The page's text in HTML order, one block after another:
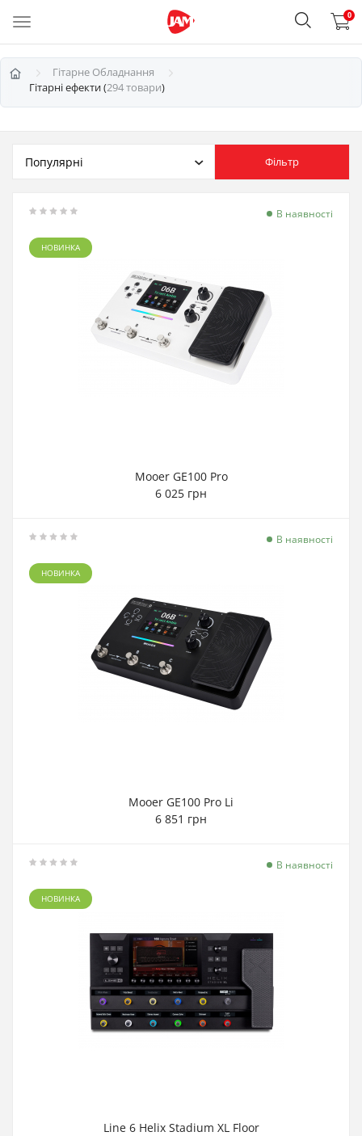
0
Гітарне Обладнання
Гітарні ефекти (294 товари)
Фільтр
НОВИНКА
В наявності
Mooer GE100 Pro
6 025 грн
НОВИНКА
В наявності
Mooer GE100 Pro Li
6 851 грн
НОВИНКА
В наявності
Line 6 Helix Stadium XL Floor